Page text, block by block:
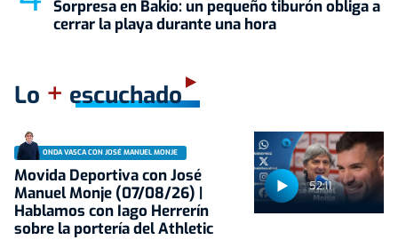
Sorpresa en Bakio: un pequeño tiburón obliga a
cerrar la playa durante una hora
Lo + escuchado
52:11
ONDA VASCA CON JOSÉ MANUEL MONJE
Movida Deportiva con José
Manuel Monje (07/08/26) |
Hablamos con Iago Herrerín
sobre la portería del Athletic